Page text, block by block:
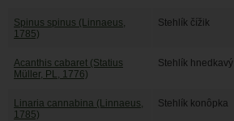
Spinus spinus (Linnaeus,
1785)
Stehlík čížik
Acanthis cabaret (Statius
Müller, PL, 1776)
Stehlík hnedkavý
Linaria cannabina (Linnaeus,
1785)
Stehlík konôpka